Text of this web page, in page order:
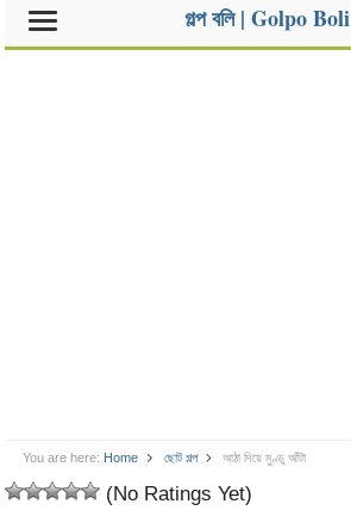
গল্প বলি | Golpo Boli
You are here: Home ছোট গল্প আঠা দিয়ে মুণ্ডু আঁটা
(No Ratings Yet)